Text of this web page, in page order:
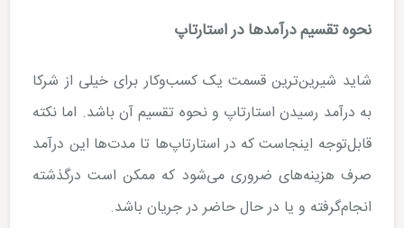
نحوه تقسیم درآمدها در استارتاپ
شاید شیرین‌ترین قسمت یک کسب‌وکار برای خیلی از شرکا
به درآمد رسیدن استارتاپ و نحوه تقسیم آن باشد. اما نکته
قابل‌توجه اینجاست که در استارتاپ­‌ها تا مدت‌ها این درآمد
صرف هزینه‌های ضروری می‌شود که ممکن است درگذشته
انجام‌گرفته و یا در حال حاضر در جریان باشد.